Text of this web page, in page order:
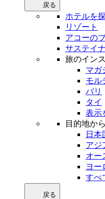
戻る
ホテルを
リゾート
アコーの
サステイ
旅のイン
マガ
モル
バリ
タイ
表示
目的地か
日本
アジ
オー
ヨー
すべ
戻る